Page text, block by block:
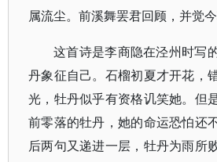
属流尘。前溪舞罢君回顾，并觉今
这首诗是李商隐在泾州时写
丹象征自己。石榴初夏才开花，
光，牡丹似乎有资格讥笑她。但
前零落的牡丹，她的命运恐怕还
后两句又递进一层，牡丹为雨所